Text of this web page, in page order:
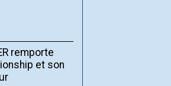
remporte
et son